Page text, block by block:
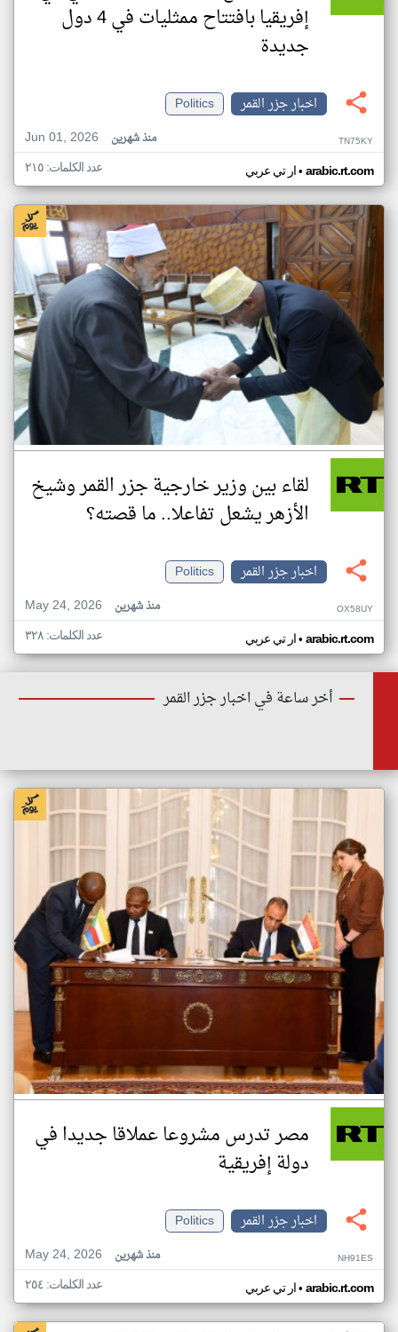
إفريقيا بافتتاح ممثليات في 4 دول
جديدة
اخبار جزر القمر
Politics
Jun 01, 2026
منذ شهرين TN75KY
ار تي عربي• arabic.rt.com عدد الكلمات: ٢١٥
لقاء بين وزير خارجية جزر القمر وشيخ
الأزهر يشعل تفاعلا.. ما قصته؟
اخبار جزر القمر
Politics
May 24, 2026
منذ شهرين OX58UY
ار تي عربي• arabic.rt.com عدد الكلمات: ٣٢٨
أخر ساعة في اخبار جزر القمر
مصر تدرس مشروعا عملاقا جديدا في
دولة إفريقية
اخبار جزر القمر
Politics
May 24, 2026
منذ شهرين NH91ES
ار تي عربي• arabic.rt.com عدد الكلمات: ٢٥٤